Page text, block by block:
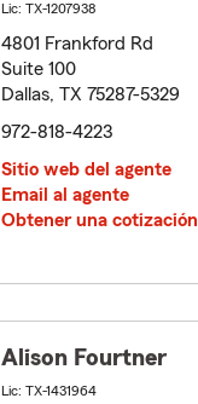
Lic: TX-1207938
4801 Frankford Rd
Suite 100
Dallas, TX 75287-5329
972-818-4223
Sitio web del agente
Email al agente
Obtener una cotización
Alison Fourtner
Lic: TX-1431964